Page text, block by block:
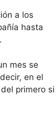
a los
hasta
mes se
en el
primero si